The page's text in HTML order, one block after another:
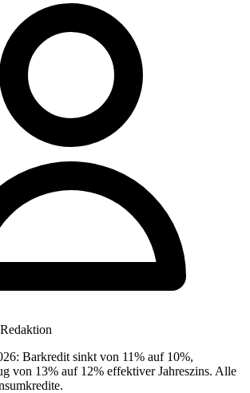
Barkredit sinkt von 11% auf 10%,
von 13% auf 12% effektiver Jahreszins. Alle